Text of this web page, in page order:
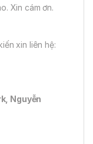
Xin cám ơn.
xin liên hệ:
Nguyễn